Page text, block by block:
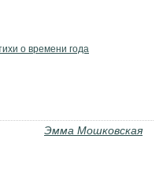
о времени года
Эмма Мошковская